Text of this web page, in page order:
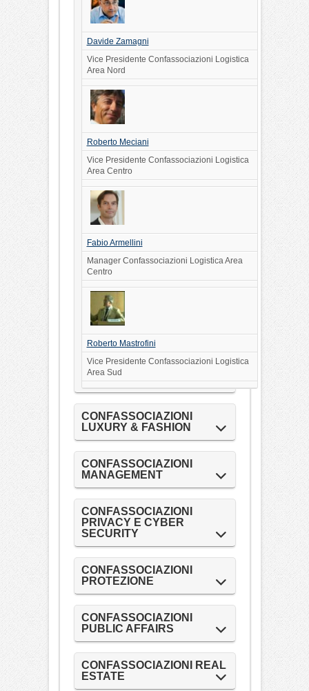
Davide Zamagni
Vice Presidente Confassociazioni Logistica
Area Nord
Roberto Meciani
Vice Presidente Confassociazioni Logistica
Area Centro
Fabio Armellini
Manager Confassociazioni Logistica Area
Centro
Roberto Mastrofini
Vice Presidente Confassociazioni Logistica
Area Sud
CONFASSOCIAZIONI
LUXURY & FASHION
CONFASSOCIAZIONI
MANAGEMENT
CONFASSOCIAZIONI
PRIVACY E CYBER
SECURITY
CONFASSOCIAZIONI
PROTEZIONE
CONFASSOCIAZIONI
PUBLIC AFFAIRS
CONFASSOCIAZIONI REAL
ESTATE